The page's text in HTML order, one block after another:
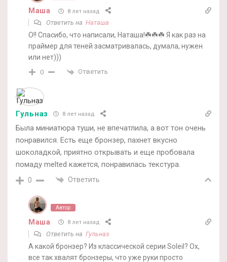
Маша 8 лет назад
Ответить на Наташа
О!! Спасибо, что написали, Наташа!☘️☘️☘️ Я как раз на
праймер для теней засматривалась, думала, нужен
или нет)))
0 Ответить
Гульназ 8 лет назад
Была миниатюра туши, не впечатлила, а вот тон очень
понравился. Есть еще бронзер, пахнет вкусно
шоколадкой, приятно открывать и еще пробовала
помаду melted кажется, понравилась текстура.
0 Ответить
Автор
Маша 8 лет назад
Ответить на Гульназ
А какой бронзер? Из классической серии Soleil? Ох,
все так хвалят бронзеры, что уже руки просто